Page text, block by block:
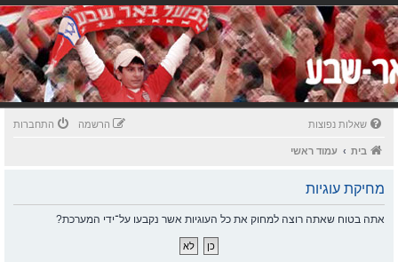
שאלות נפוצות התחברות הרשמה
בית עמוד ראשי
מחיקת עוגיות
אתה בטוח שאתה רוצה למחוק את כל העוגיות אשר נקבעו על־ידי המערכת?